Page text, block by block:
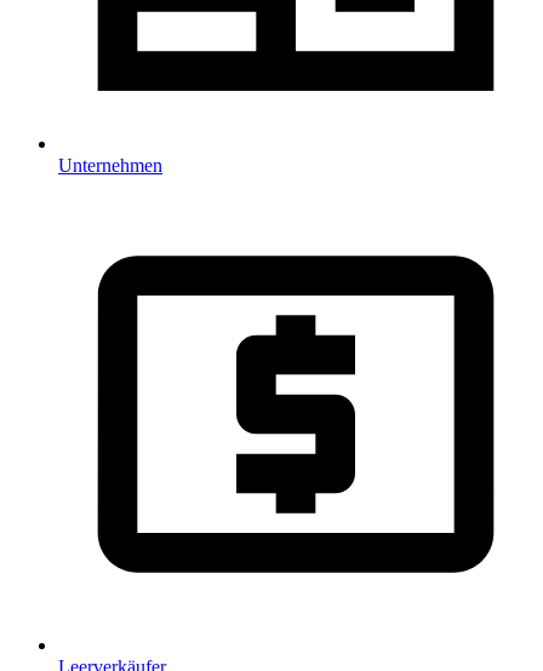
Unternehmen
Leerverkäufer